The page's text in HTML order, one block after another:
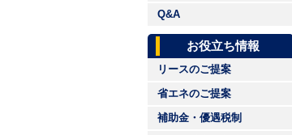
Q&A
お役立ち情報
リースのご提案
省エネのご提案
補助金・優遇税制